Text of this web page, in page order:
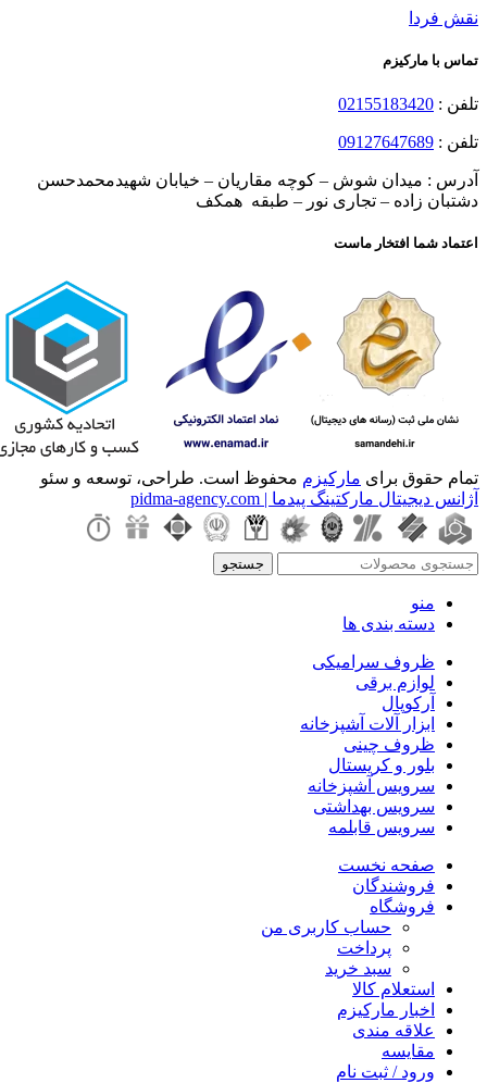
نقش فردا
تماس با مارکیزم
تلفن : 02155183420
تلفن : 09127647689
آدرس : میدان شوش – کوچه مقاریان – خیابان شهیدمحمدحسن
دشتبان زاده – تجاری نور – طبقه همکف
اعتماد شما افتخار ماست
تمام حقوق برای مارکیزم محفوظ است. طراحی، توسعه و سئو
آژانس دیجیتال مارکتینگ پیدما | pidma-agency.com
جستجو
منو
دسته بندی ها
ظروف سرامیکی
لوازم برقی
آرکوپال
ابزار آلات آشپزخانه
ظروف چینی
بلور و کریستال
سرویس آشپزخانه
سرویس بهداشتی
سرویس قابلمه
صفحه نخست
فروشندگان
فروشگاه
حساب کاربری من
پرداخت
سبد خرید
استعلام کالا
اخبار مارکیزم
علاقه مندی
مقایسه
ورود / ثبت نام